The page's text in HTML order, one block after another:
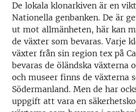
De lokala klonarkiven är en
Nationella genbanken. De är
ut mot allmänheten, här kan
de växter som bevaras. Varje
växter från sin region tex på
bevaras de öländska växterna
och museer finns de växterna
Södermanland. Men de har
uppgift att vara en